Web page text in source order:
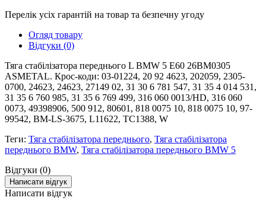
Перелік усіх гарантій на товар та безпечну угоду
Огляд товару
Відгуки (0)
Тяга стабілізатора переднього L BMW 5 E60 26BM0305
ASMETAL. Крос-коди: 03-01224, 20 92 4623, 202059, 2305-
0700, 24623, 24623, 27149 02, 31 30 6 781 547, 31 35 4 014 531,
31 35 6 760 985, 31 35 6 769 499, 316 060 0013/HD, 316 060
0073, 49398906, 500 912, 80601, 818 0075 10, 818 0075 10, 97-
99542, BM-LS-3675, L11622, TC1388, W
Теги: Тяга стабілізатора переднього, Тяга стабілізатора
переднього BMW, Тяга стабілізатора переднього BMW 5
Відгуки (0)
Написати відгук
Написати відгук